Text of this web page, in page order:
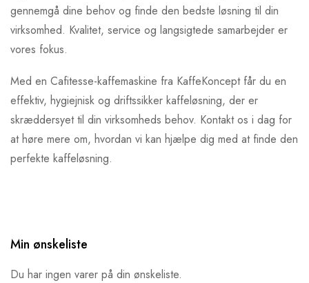
gennemgå dine behov og finde den bedste løsning til din
virksomhed. Kvalitet, service og langsigtede samarbejder er
vores fokus.
Med en Cafitesse-kaffemaskine fra KaffeKoncept får du en
effektiv, hygiejnisk og driftssikker kaffeløsning, der er
skræddersyet til din virksomheds behov. Kontakt os i dag for
at høre mere om, hvordan vi kan hjælpe dig med at finde den
perfekte kaffeløsning.
Min ønskeliste
Du har ingen varer på din ønskeliste.